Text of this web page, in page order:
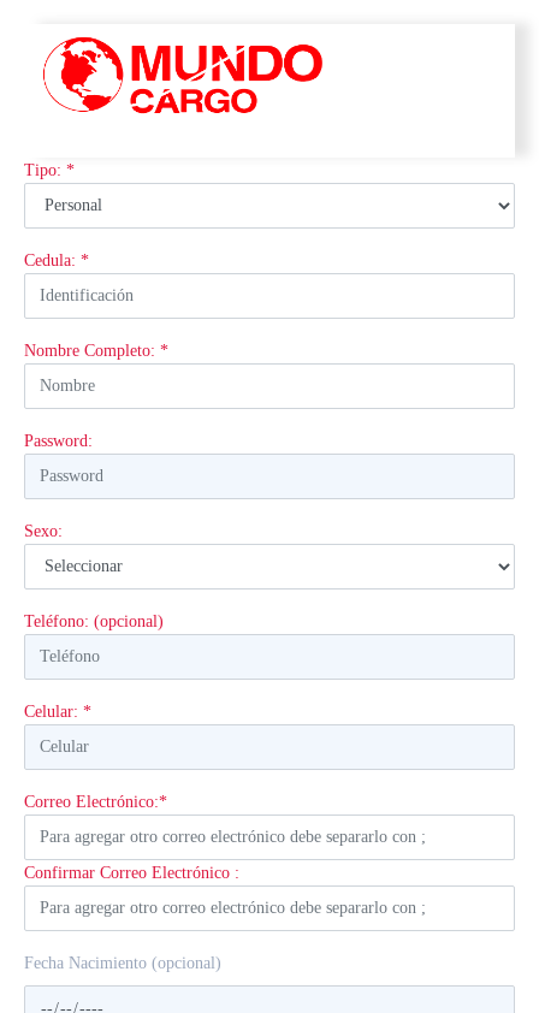
Tipo: *
Cedula: *
Nombre Completo: *
Password:
Sexo:
Teléfono: (opcional)
Celular: *
Correo Electrónico:*
Confirmar Correo Electrónico :
Fecha Nacimiento (opcional)